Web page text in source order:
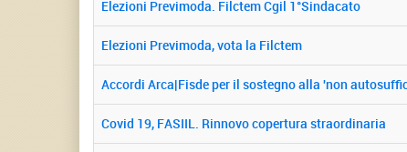
Elezioni Previmoda. Filctem Cgil 1°Sindacato
Elezioni Previmoda, vota la Filctem
Accordi Arca|Fisde per il sostegno alla 'non
Covid 19, FASIIL. Rinnovo copertura straordinaria